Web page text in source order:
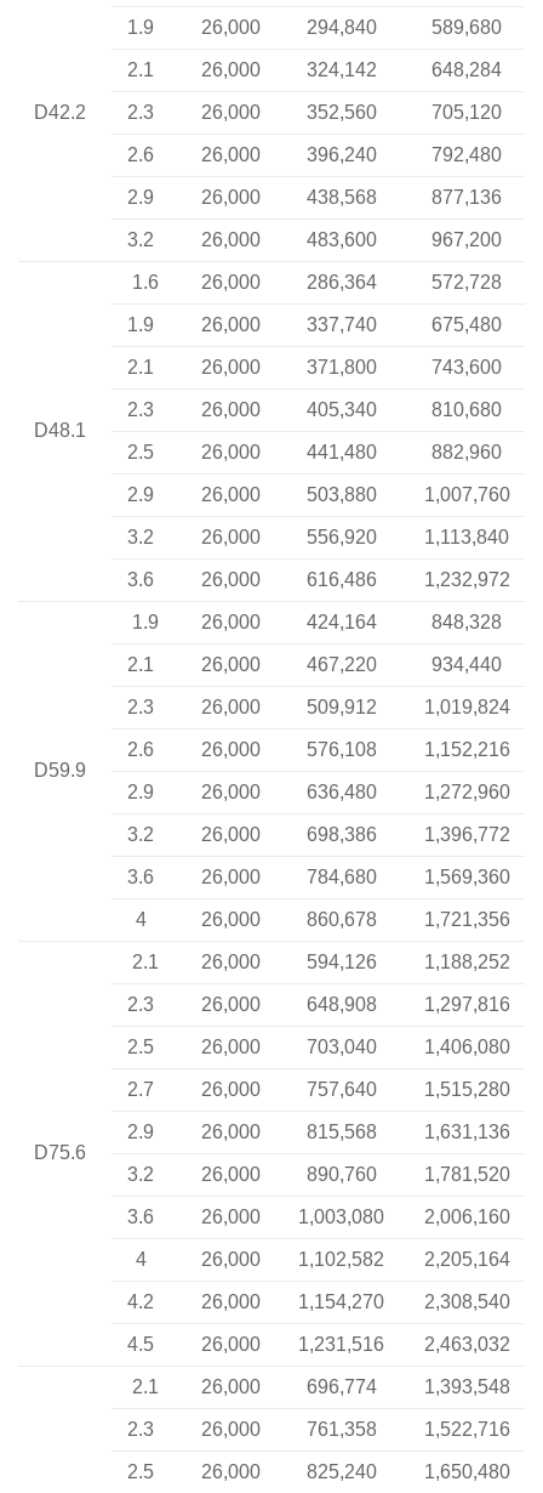
D42.2
1.9 26,000 294,840 589,680
2.1 26,000 324,142 648,284
2.3 26,000 352,560 705,120
2.6 26,000 396,240 792,480
2.9 26,000 438,568 877,136
3.2 26,000 483,600 967,200
D48.1
1.6 26,000 286,364 572,728
1.9 26,000 337,740 675,480
2.1 26,000 371,800 743,600
2.3 26,000 405,340 810,680
2.5 26,000 441,480 882,960
2.9 26,000 503,880 1,007,760
3.2 26,000 556,920 1,113,840
3.6 26,000 616,486 1,232,972
D59.9
1.9 26,000 424,164 848,328
2.1 26,000 467,220 934,440
2.3 26,000 509,912 1,019,824
2.6 26,000 576,108 1,152,216
2.9 26,000 636,480 1,272,960
3.2 26,000 698,386 1,396,772
3.6 26,000 784,680 1,569,360
4 26,000 860,678 1,721,356
D75.6
2.1 26,000 594,126 1,188,252
2.3 26,000 648,908 1,297,816
2.5 26,000 703,040 1,406,080
2.7 26,000 757,640 1,515,280
2.9 26,000 815,568 1,631,136
3.2 26,000 890,760 1,781,520
3.6 26,000 1,003,080 2,006,160
4 26,000 1,102,582 2,205,164
4.2 26,000 1,154,270 2,308,540
4.5 26,000 1,231,516 2,463,032
2.1 26,000 696,774 1,393,548
2.3 26,000 761,358 1,522,716
2.5 26,000 825,240 1,650,480